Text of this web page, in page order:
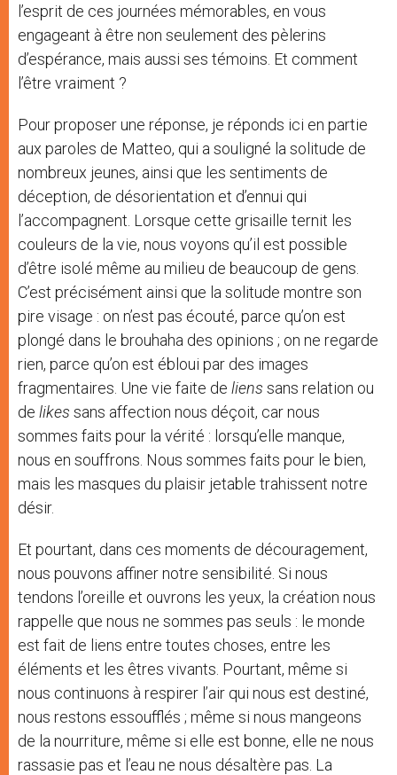
l’esprit de ces journées mémorables, en vous
engageant à être non seulement des pèlerins
d’espérance, mais aussi ses témoins. Et comment
l’être vraiment ?
Pour proposer une réponse, je réponds ici en partie
aux paroles de Matteo, qui a souligné la solitude de
nombreux jeunes, ainsi que les sentiments de
déception, de désorientation et d’ennui qui
l’accompagnent. Lorsque cette grisaille ternit les
couleurs de la vie, nous voyons qu’il est possible
d’être isolé même au milieu de beaucoup de gens.
C’est précisément ainsi que la solitude montre son
pire visage : on n’est pas écouté, parce qu’on est
plongé dans le brouhaha des opinions ; on ne regarde
rien, parce qu’on est ébloui par des images
fragmentaires. Une vie faite de liens sans relation ou
de likes sans affection nous déçoit, car nous
sommes faits pour la vérité : lorsqu’elle manque,
nous en souffrons. Nous sommes faits pour le bien,
mais les masques du plaisir jetable trahissent notre
désir.
Et pourtant, dans ces moments de découragement,
nous pouvons affiner notre sensibilité. Si nous
tendons l’oreille et ouvrons les yeux, la création nous
rappelle que nous ne sommes pas seuls : le monde
est fait de liens entre toutes choses, entre les
éléments et les êtres vivants. Pourtant, même si
nous continuons à respirer l’air qui nous est destiné,
nous restons essoufflés ; même si nous mangeons
de la nourriture, même si elle est bonne, elle ne nous
rassasie pas et l’eau ne nous désaltère pas. La